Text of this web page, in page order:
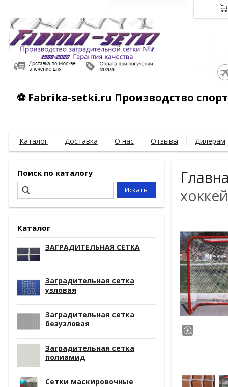
⚽ Fabrika-setki.ru Производство
Каталог Доставка О нас Отзывы Дилерам
Поиск по каталогу
Каталог
ЗАГРАДИТЕЛЬНАЯ СЕТКА
Заградительная сетка
узловая
Заградительная сетка
безузловая
Заградительная сетка
полиамид
Сетки маскировочные